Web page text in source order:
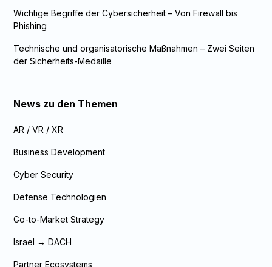
Wichtige Begriffe der Cybersicherheit – Von Firewall bis
Phishing
Technische und organisatorische Maßnahmen – Zwei Seiten
der Sicherheits-Medaille
News zu den Themen
AR / VR / XR
Business Development
Cyber Security
Defense Technologien
Go-to-Market Strategy
Israel → DACH
Partner Ecosystems